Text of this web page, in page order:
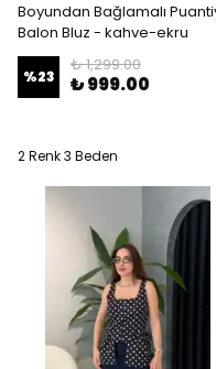
Boyundan Bağlamalı
Balon Bluz - kahve-ekru
%23
₺ 1,299.00
₺ 999.00
2 Renk 3 Beden